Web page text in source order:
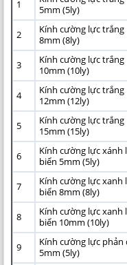
1
5mm (5ly)
2
Kính cường lực trắng
8mm (8ly)
3
Kính cường lực trắng
10mm (10ly)
4
Kính cường lực trắng
12mm (12ly)
5
Kính cường lực trắng
15mm (15ly)
6
Kính cường lực xánh
biển 5mm (5ly)
7
Kính cường lực xanh
biển 8mm (8ly)
8
Kính cường lực xanh
biển 10mm (10ly)
9
Kính cường lực phản
5mm (5ly)